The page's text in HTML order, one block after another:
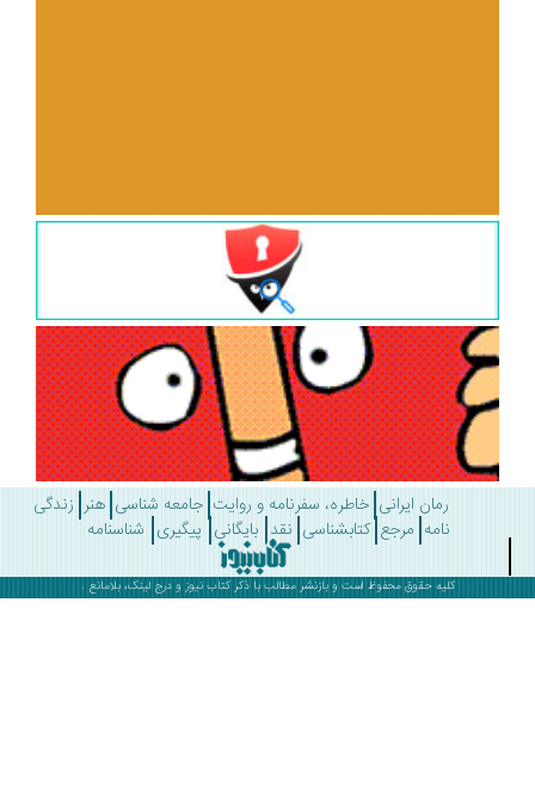
رمان ایرانی خاطره، سفرنامه و روایت جامعه شناسی هنر زندگی
مرجع کتابشناسی نقد بایگانی پیگیری شناسنامه
کلیه حقوق محفوظ است و بازنشر مطالب با ذکرکتاب نیوز و درج لینک، بلامانع .